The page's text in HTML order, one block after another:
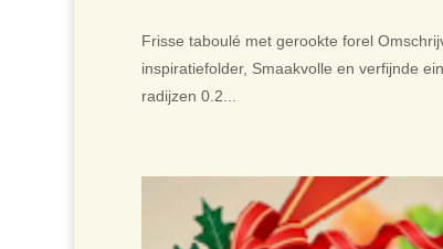
Frisse taboulé met gerookte forel
inspiratiefolder, Smaakvolle en verfijnde
radijzen 0.2...